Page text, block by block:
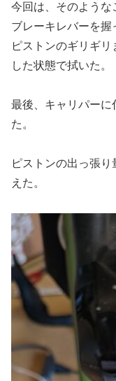
今回は、そのような
ブレーキレバーを握
ピストンのギリギ
した状態で拭いた。
最後、キャリパーに
た。
ピストンの出っ張
えた。